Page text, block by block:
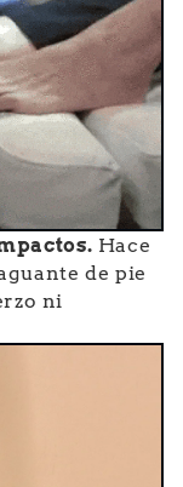
Hace
de pie
ni